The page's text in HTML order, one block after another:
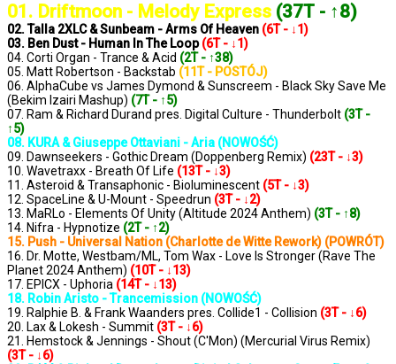
01. Driftmoon - Melody Express (37T - ↑8)
02. Talla 2XLC & Sunbeam - Arms Of Heaven (6T - ↓1)
03. Ben Dust - Human In The Loop(6T - ↓1)
04. Corti Organ - Trance & Acid (2T - ↑38)
05. Matt Robertson - Backstab (11T - POSTÓJ)
06. AlphaCube vs James Dymond & Sunscreem - Black Sky Save Me
(Bekim Izairi Mashup) (7T - ↑5)
07. Ram & Richard Durand pres. Digital Culture - Thunderbolt (3T -
↑5)
08. KURA & Giuseppe Ottaviani - Aria (NOWOŚĆ)
09. Dawnseekers - Gothic Dream (Doppenberg Remix) (23T - ↓3)
10. Wavetraxx - Breath Of Life (13T - ↓3)
11. Asteroid & Transaphonic - Bioluminescent (5T - ↓3)
12. SpaceLine & U-Mount - Speedrun (3T - ↓2)
13. MaRLo - Elements Of Unity (Altitude 2024 Anthem) (3T - ↑8)
14. Nifra - Hypnotize (2T - ↑2)
15. Push - Universal Nation (Charlotte de Witte Rework) (POWRÓT)
16. Dr. Motte, Westbam/ML, Tom Wax - Love Is Stronger (Rave The
Planet 2024 Anthem) (10T - ↓13)
17. EPICX - Uphoria (14T - ↓13)
18. Robin Aristo - Trancemission (NOWOŚĆ)
19. Ralphie B. & Frank Waanders pres. Collide1 - Collision (3T - ↓6)
20. Lax & Lokesh - Summit (3T - ↓6)
21. Hemstock & Jennings - Shout (C'Mon) (Mercurial Virus Remix)
(3T - ↓6)